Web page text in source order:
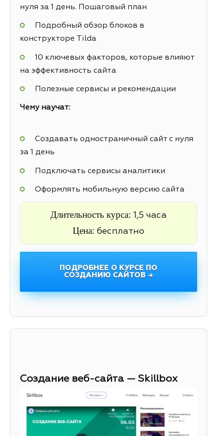
нуля за 1 день. Пошаговый план
Подробный обзор блоков в
конструкторе Tilda
10 ключевых факторов, которые влияют
на эффективность сайта
Полезные сервисы и рекомендации
Чему научат:
Создавать одностраничный сайт с нуля
за 1 день
Подключать сервисы аналитики
Оформлять мобильную версию сайта
Длительность курса: 1,5 часа
Цена: бесплатно
ПОДРОБНЕЕ О КУРСЕ ПО
СОЗДАНИЮ САЙТОВ →
Создание веб-сайта — Skillbox